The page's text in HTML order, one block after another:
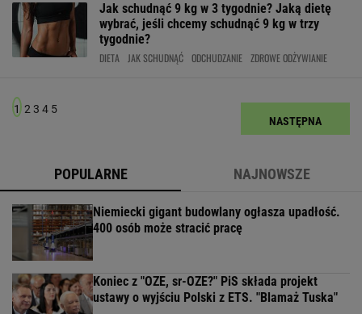
Jak schudnąć 9 kg w 3 tygodnie? Jaką dietę
wybrać, jeśli chcemy schudnąć 9 kg w trzy
tygodnie?
DIETA JAK SCHUDNĄĆ ODCHUDZANIE ZDROWE ODŻYWIANIE
1 2 3 4 5
NASTĘPNA
POPULARNE NAJNOWSZE
Niemiecki gigant budowlany ogłasza upadłość.
400 osób może stracić pracę
Koniec z "OZE, sr-OZE?" PiS składa projekt
ustawy o wyjściu Polski z ETS. "Blamaż Tuska"